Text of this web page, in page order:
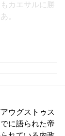
カエサルに勝
。
ウグストゥス
に語られた帝